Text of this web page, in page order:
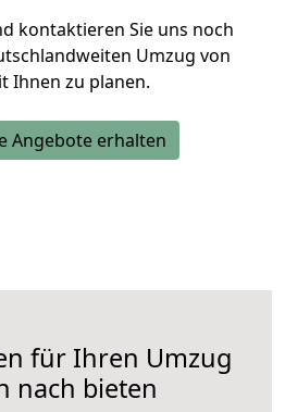
kontaktieren Sie uns noch
Umzug von
Ihnen zu planen.
Angebote erhalten
für Ihren Umzug
nach bieten